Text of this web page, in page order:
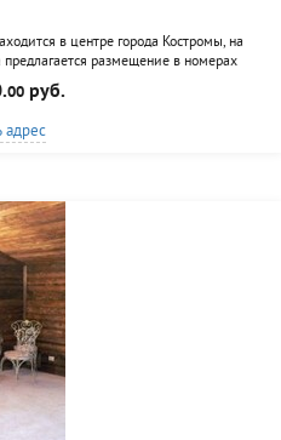
в центре города Костромы, на
предлагается размещение в номерах
выбрать номера от стандартных до
ресторан, русская баня и
зал.
00 руб.
адрес